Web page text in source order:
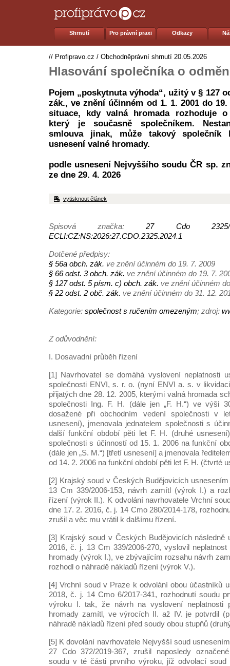
Shrnutí Pro právní praxi Odkazy
// Profipravo.cz / Obchodněprávní shrnutí 20.05.2026
Hlasování společníka o
Pojem „poskytnuta výhoda“, užitý v § 127
zák., ve znění účinném od 1. 1. 2001 do
situace, kdy valná hromada rozhoduje o
který je současně společníkem.
smlouva jinak, může takový společník
usnesení valné hromady.
podle usnesení Nejvyššího soudu ČR sp.
ze dne 29. 4. 2026
vytisknout článek
Spisová značka:27 Cdo
ECLI:CZ:NS:2026:27.CDO.2325.2024.1
Dotčené předpisy:
§ 56a obch. zák. ve znění účinném do 19. 7. 2009
§ 66 odst. 3 obch. zák. ve znění účinném do 19. 7.
§ 127 odst. 5 písm. c) obch. zák. ve znění účinném
§ 22 odst. 2 obč. zák. ve znění účinném do 31. 12.
Kategorie: společnost s ručením omezeným; zdroj:
Z odůvodnění:
I. Dosavadní průběh řízení
[1] Navrhovatel se domáhá vyslovení neplatnosti
společnosti ENVI, s. r. o. (nyní ENVI a. s. v
přijatých dne 28. 12. 2005, kterými valná hromada
společnosti Ing. F. H. (dále jen „F. H.“) ve výši
dosažené při obchodním vedení společnosti v
usnesení), jmenovala jednatelem společnosti s
další funkční období pěti let F. H. (druhé
společnosti s účinností od 15. 1. 2006 na funkční
(dále jen „S. M.“) [třetí usnesení] a jmenovala
od 14. 2. 2006 na funkční období pěti let F. H. (čtvrté
[2] Krajský soud v Českých Budějovicích
13 Cm 339/2006-153, návrh zamítl (výrok I.) a
řízení (výrok II.). K odvolání navrhovatele Vrchní
dne 17. 2. 2016, č. j. 14 Cmo 280/2014-178,
zrušil a věc mu vrátil k dalšímu řízení.
[3] Krajský soud v Českých Budějovicích následně
2016, č. j. 13 Cm 339/2006-270, vyslovil
hromady (výrok I.), ve zbývajícím rozsahu návrh
rozhodl o náhradě nákladů řízení (výrok V.).
[4] Vrchní soud v Praze k odvolání obou účastníků
2018, č. j. 14 Cmo 6/2017-341, rozhodnutí soudu
výroku I. tak, že návrh na vyslovení neplatnosti
hromady zamítl, ve výrocích II. až IV. je potvrdil
náhradě nákladů řízení před soudy obou stupňů
[5] K dovolání navrhovatele Nejvyšší soud
27 Cdo 372/2019-367, zrušil naposledy
soudu v té části prvního výroku, jíž odvolací soud